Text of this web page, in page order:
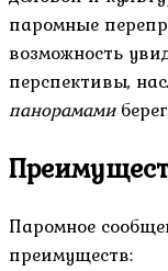
паромные
возможность
перспективы,
панорамами
Паромное
преимуществ: